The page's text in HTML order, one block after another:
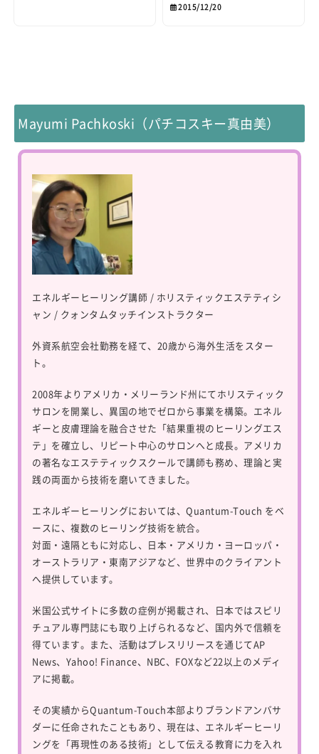
2015/12/20
Mayumi Pachkoski（パチコスキー真由美）
エネルギーヒーリング講師 / ホリスティックエステティシ
ャン / クォンタムタッチインストラクター
外資系航空会社勤務を経て、20歳から海外生活をスター
ト。
2008年よりアメリカ・メリーランド州にてホリスティック
サロンを開業し、異国の地でゼロから事業を構築。エネル
ギーと皮膚理論を融合させた「結果重視のヒーリングエス
テ」を確立し、リピート中心のサロンへと成長。アメリカ
の著名なエステティックスクールで講師も務め、理論と実
践の両面から技術を磨いてきました。
エネルギーヒーリングにおいては、 Quantum-Touch をベ
ースに、複数のヒーリング技術を統合。
対面・遠隔ともに対応し、日本・アメリカ・ヨーロッパ・
オーストラリア・東南アジアなど、世界中のクライアント
へ提供しています。
米国公式サイトに多数の症例が掲載され、日本ではスピリ
チュアル専門誌にも取り上げられるなど、国内外で信頼を
得ています。また、活動はプレスリリースを通じてAP
News、Yahoo! Finance、NBC、FOXなど22以上のメディ
アに掲載。
その実績からQuantum-Touch本部よりブランドアンバサ
ダーに任命されたこともあり、現在は、エネルギーヒーリ
ングを「再現性のある技術」として伝える教育に力を入れ